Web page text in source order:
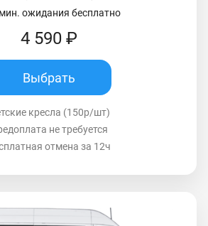
ожидания бесплатно
4 590 ₽
Выбрать
кресла (150р/шт)
не требуется
отмена за 12ч